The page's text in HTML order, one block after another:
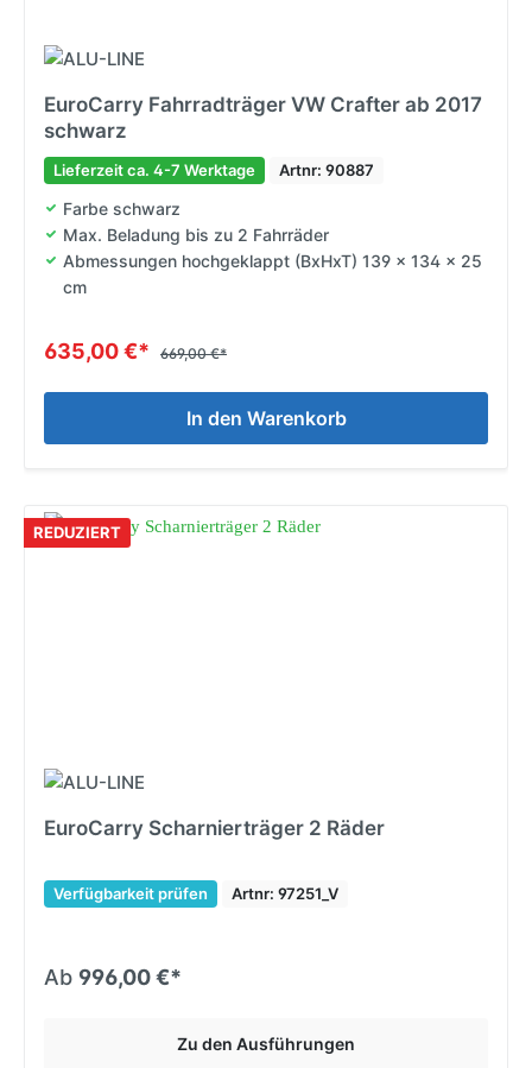
EuroCarry Fahrradträger VW Crafter ab 2017
schwarz
Lieferzeit ca. 4-7 Werktage Artnr: 90887
Farbe schwarz
Max. Beladung bis zu 2 Fahrräder
Abmessungen hochgeklappt (BxHxT) 139 x 134 x 25
cm
635,00 €* 669,00 €*
In den Warenkorb
REDUZIERT
EuroCarry Scharnierträger 2 Räder
Verfügbarkeit prüfen Artnr: 97251_V
Ab 996,00 €*
Zu den Ausführungen